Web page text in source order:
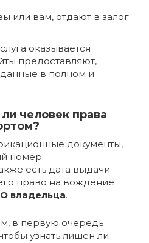
или вам, отдают в залог.
оказывается
предоставляют,
в полном и
человек права
документы,
номер.
есть дата выдачи
право на вождение
владельца.
в первую очередь
узнать лишен ли